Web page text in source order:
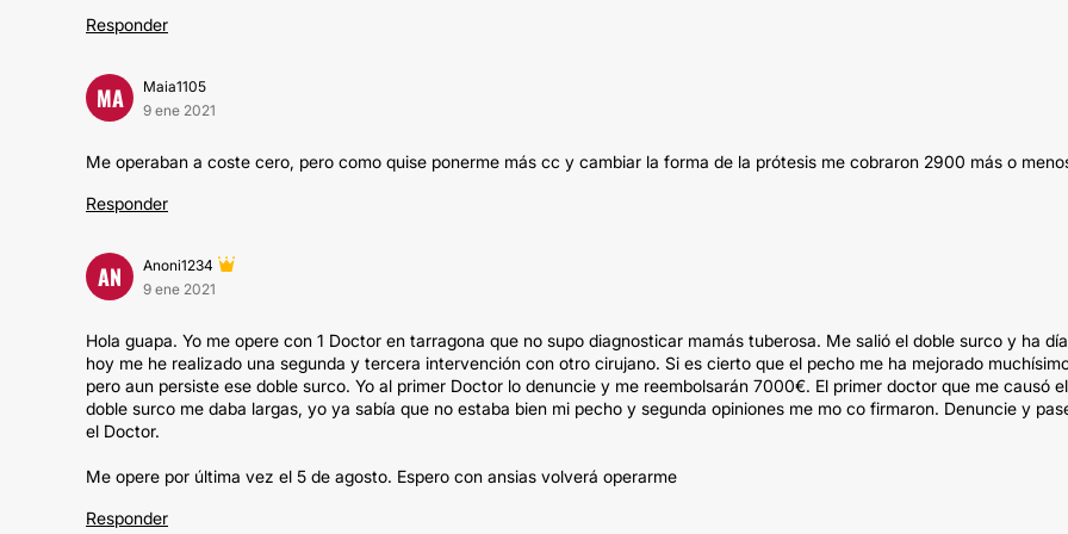
Responder
MA
Maia1105
9 ene 2021
Me operaban a coste cero, pero como quise ponerme más cc y cambiar la forma de la prótesis me cobraron 2900 más o
Responder
AN
Anoni1234
9 ene 2021
Hola guapa. Yo me opere con 1 Doctor en tarragona que no supo diagnosticar mamás tuberosa. Me salió el doble surco y ha
hoy me he realizado una segunda y tercera intervención con otro cirujano. Si es cierto que el pecho me ha mejorado
pero aun persiste ese doble surco. Yo al primer Doctor lo denuncie y me reembolsarán 7000€. El primer doctor que me causó el
doble surco me daba largas, yo ya sabía que no estaba bien mi pecho y segunda opiniones me mo co firmaron. Denuncie y
el Doctor.
Me opere por última vez el 5 de agosto. Espero con ansias volverá operarme
Responder